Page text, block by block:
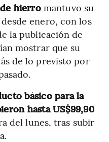
hierromantuvo su
enero, con los
la publicación de
mostrar que su
de lo previsto por
básico para la
hasta US$99,90
del lunes, tras subir